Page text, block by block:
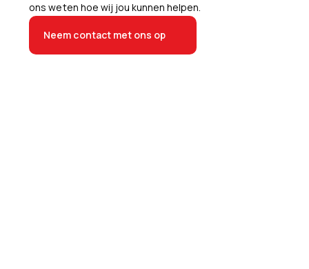
ons weten hoe wij jou kunnen helpen.
Neem contact met ons op